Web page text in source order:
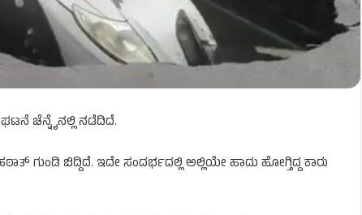
ಚೆನ್ನೈನಲ್ಲಿ ನಡೆದಿದೆ.
ಗುಂಡಿ ಬಿದ್ದಿದೆ. ಇದೇ ಸಂದರ್ಭದಲ್ಲಿ ಅಲ್ಲಿಯೇ ಹಾದು ಹೋಗ್ತಿದ್ದ ಕಾರು